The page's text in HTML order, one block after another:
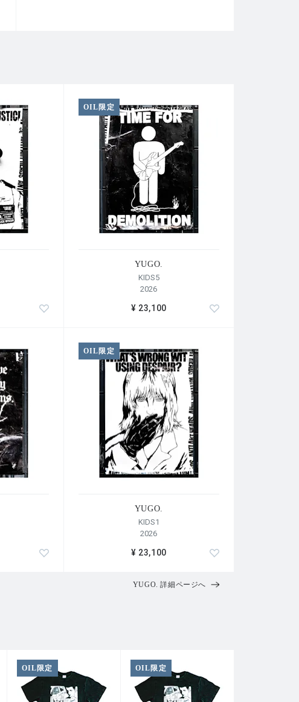
OIL限定
YUGO.
KIDS5
2026
¥ 23,100
OIL限定
YUGO.
KIDS1
2026
¥ 23,100
YUGO. 詳細ページへ
OIL限定 OIL限定